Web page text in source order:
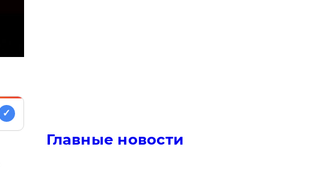
✓
Главные новости